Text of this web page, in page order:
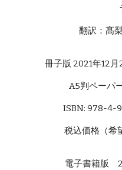
翻訳：髙
冊子版 2021年12月
A5判ペーパ
ISBN: 978-4-
税込価格（希
電子書籍版